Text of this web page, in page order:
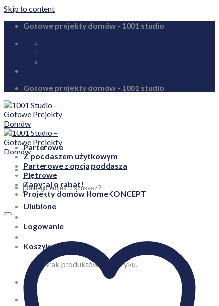
Skip to content
Gotowe projekty domów - 1001 studio
Gotowe projekty domów - 1001 studio
Ulubione
Logowanie
Koszyk /0,00
Brak produktów w koszyku.
Parterowe
Z poddaszem użytkowym
Parterowe z opcją poddasza
Piętrowe
Zapytaj o rabat!
Projekty domów HomeKONCEPT